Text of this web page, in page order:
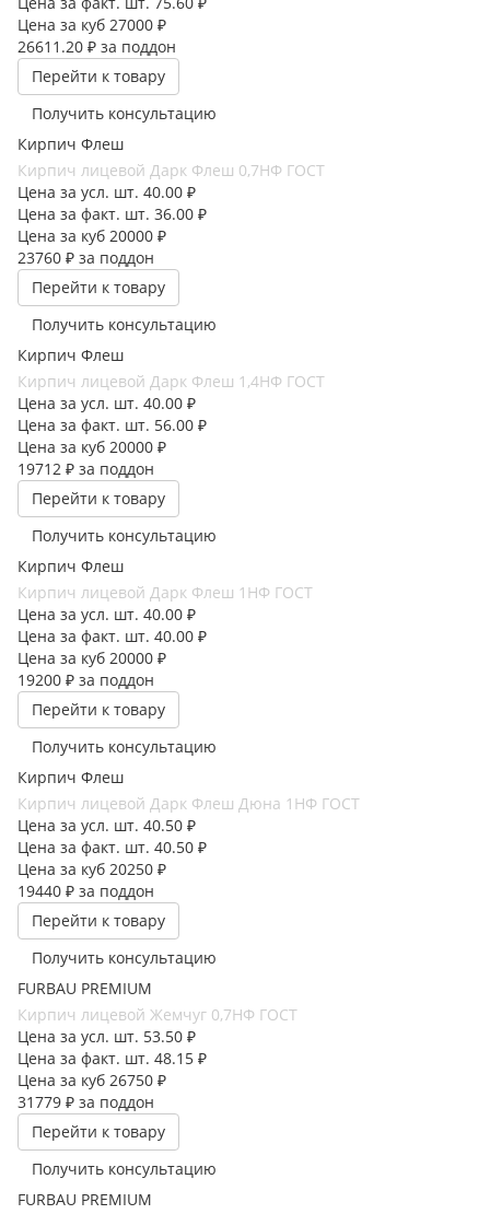
Цена за куб 27000 ₽
26611.20 ₽ за поддон
Перейти к товару
Получить консультацию
Кирпич Флеш
Кирпич лицевой Дарк Флеш 0,7НФ ГОСТ
Цена за усл. шт. 40.00 ₽
Цена за факт. шт. 36.00 ₽
Цена за куб 20000 ₽
23760 ₽ за поддон
Перейти к товару
Получить консультацию
Кирпич Флеш
Кирпич лицевой Дарк Флеш 1,4НФ ГОСТ
Цена за усл. шт. 40.00 ₽
Цена за факт. шт. 56.00 ₽
Цена за куб 20000 ₽
19712 ₽ за поддон
Перейти к товару
Получить консультацию
Кирпич Флеш
Кирпич лицевой Дарк Флеш 1НФ ГОСТ
Цена за усл. шт. 40.00 ₽
Цена за факт. шт. 40.00 ₽
Цена за куб 20000 ₽
19200 ₽ за поддон
Перейти к товару
Получить консультацию
Кирпич Флеш
Кирпич лицевой Дарк Флеш Дюна 1НФ ГОСТ
Цена за усл. шт. 40.50 ₽
Цена за факт. шт. 40.50 ₽
Цена за куб 20250 ₽
19440 ₽ за поддон
Перейти к товару
Получить консультацию
FURBAU PREMIUM
Кирпич лицевой Жемчуг 0,7НФ ГОСТ
Цена за усл. шт. 53.50 ₽
Цена за факт. шт. 48.15 ₽
Цена за куб 26750 ₽
31779 ₽ за поддон
Перейти к товару
Получить консультацию
FURBAU PREMIUM